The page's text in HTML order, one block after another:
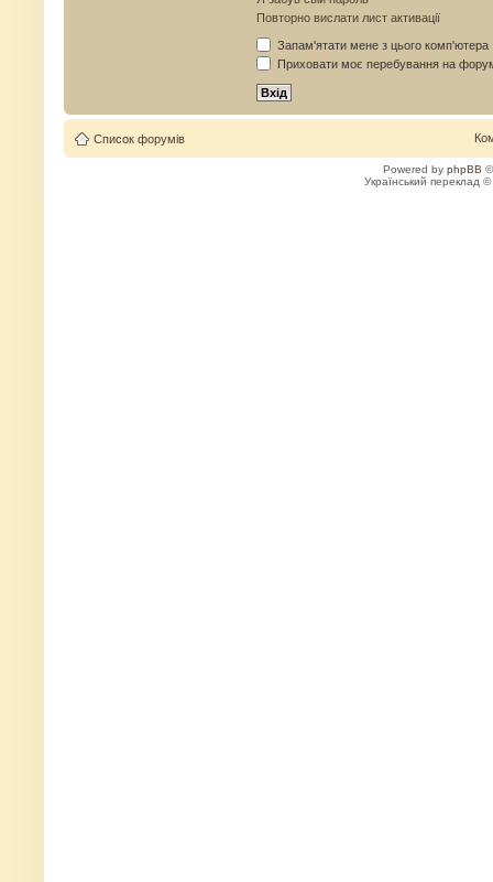
Повторно вислати лист активації
Запам'ятати мене з цього комп'ютера
Приховати моє перебування на
Список форумів
Powered by phpBB
Український переклад